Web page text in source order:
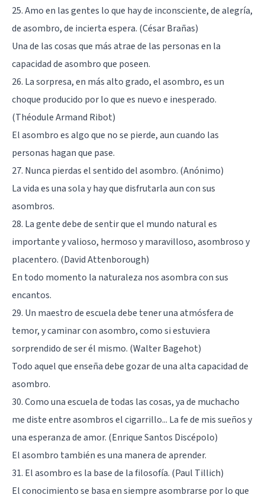
25. Amo en las gentes lo que hay de inconsciente, de alegría,
de asombro, de incierta espera. (César Brañas)
Una de las cosas que más atrae de las personas en la
capacidad de asombro que poseen.
26. La sorpresa, en más alto grado, el asombro, es un
choque producido por lo que es nuevo e inesperado.
(Théodule Armand Ribot)
El asombro es algo que no se pierde, aun cuando las
personas hagan que pase.
27. Nunca pierdas el sentido del asombro. (Anónimo)
La vida es una sola y hay que disfrutarla aun con sus
asombros.
28. La gente debe de sentir que el mundo natural es
importante y valioso, hermoso y maravilloso, asombroso y
placentero. (David Attenborough)
En todo momento la naturaleza nos asombra con sus
encantos.
29. Un maestro de escuela debe tener una atmósfera de
temor, y caminar con asombro, como si estuviera
sorprendido de ser él mismo. (Walter Bagehot)
Todo aquel que enseña debe gozar de una alta capacidad de
asombro.
30. Como una escuela de todas las cosas, ya de muchacho
me diste entre asombros el cigarrillo... La fe de mis sueños y
una esperanza de amor. (Enrique Santos Discépolo)
El asombro también es una manera de aprender.
31. El asombro es la base de la filosofía. (Paul Tillich)
El conocimiento se basa en siempre asombrarse por lo que